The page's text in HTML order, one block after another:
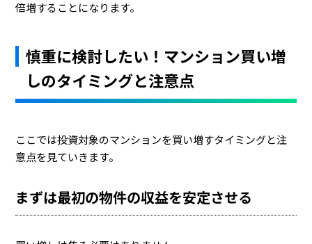
倍増することになります。
慎重に検討したい！マンション買い増
しのタイミングと注意点
ここでは投資対象のマンションを買い増すタイミングと注
意点を見ていきます。
まずは最初の物件の収益を安定させる